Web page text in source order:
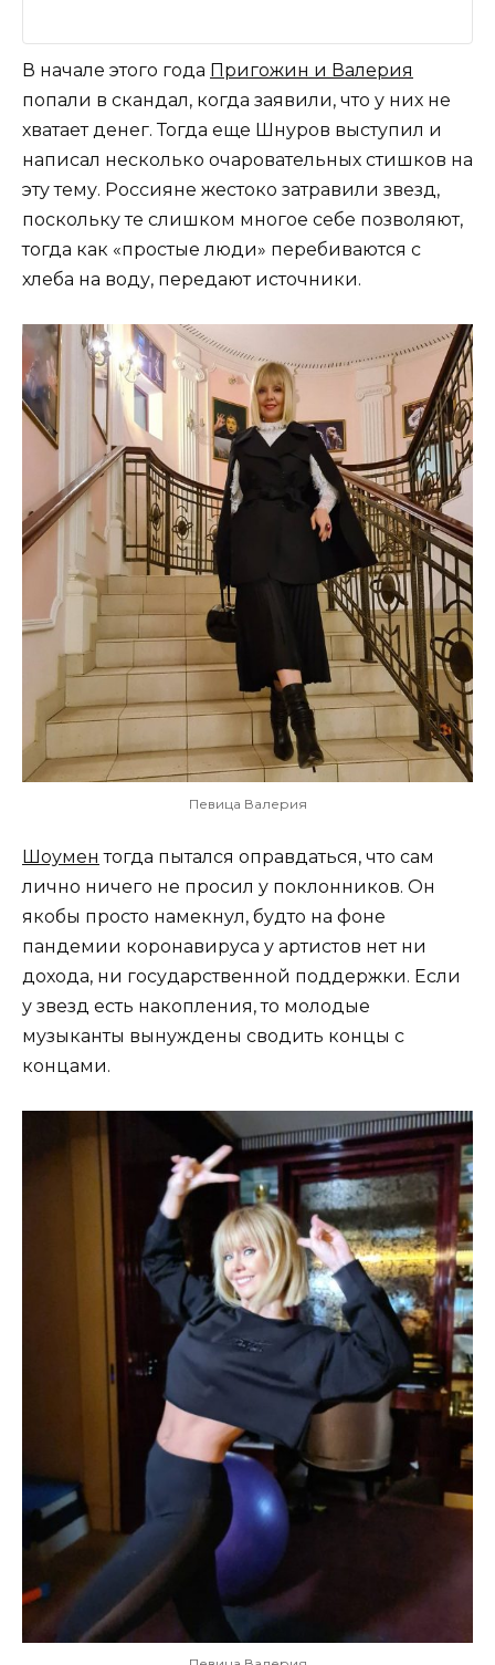
В начале этого года Пригожин и Валерия
попали в скандал, когда заявили, что у них не
хватает денег. Тогда еще Шнуров выступил и
написал несколько очаровательных стишков на
эту тему. Россияне жестоко затравили звезд,
поскольку те слишком многое себе позволяют,
тогда как «простые люди» перебиваются с
хлеба на воду, передают источники.
Певица Валерия
Шоумен тогда пытался оправдаться, что сам
лично ничего не просил у поклонников. Он
якобы просто намекнул, будто на фоне
пандемии коронавируса у артистов нет ни
дохода, ни государственной поддержки. Если
у звезд есть накопления, то молодые
музыканты вынуждены сводить концы с
концами.